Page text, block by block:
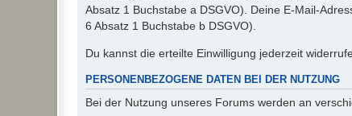
Absatz 1 Buchstabe a DSGVO). Deine E-Mail-
6 Absatz 1 Buchstabe b DSGVO).
Du kannst die erteilte Einwilligung jederzeit
PERSONENBEZOGENE DATEN BEI DER NUTZUNG
Bei der Nutzung unseres Forums werden an